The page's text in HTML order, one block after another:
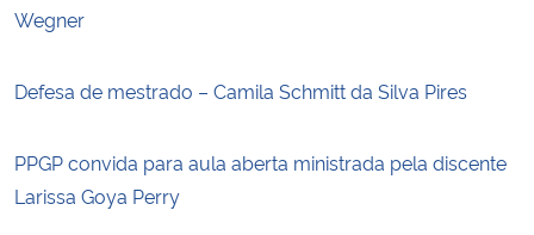
Wegner
Defesa de mestrado – Camila Schmitt da Silva Pires
PPGP convida para aula aberta ministrada pela discente
Larissa Goya Perry